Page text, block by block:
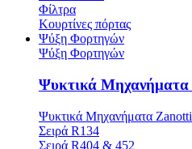
Φίλτρα
Κουρτίνες πόρτας
Ψύξη Φορτηγών
Ψύξη Φορτηγών
Ψυκτικά
Ψυκτικά Μηχανήματα
Σειρά R134
Σειρά R404 & 452